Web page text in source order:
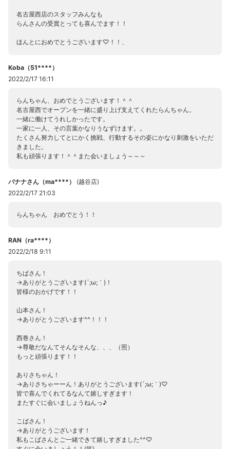
名古屋西店のスタッフみんなも
らんさんの受賞とっても喜んでます！！
ほんとにおめでとうございます♡！！、
Koba（51****）
2022/2/17 16:11
らんちゃん、おめでとうございます！＾＾
名古屋西でオープンを一緒に盛り上げ支えてくれたらんちゃん。
一緒に働けてうれしかったです。
一家に一人、その言葉かなりうなずけます。。
たくさん努力してとにかく挑戦、行動するその姿にかなり刺激をいただ
きました。
私も頑張ります！＾＾また会いましょう～～～
バナナさん（ma****） (越谷店)
2022/2/17 21:03
らんちゃん おめでとう！！
RAN（ra****）
2022/2/18 9:11
ちばさん！
→ありがとうございます(´;ω;｀)！
皆様のおかげです！！
山本さん！
→ありがとうございます^^！！！
西巻さん！
→尊敬だなんてそんなそんな、、、（照）
もっと頑張ります！！
ありさちゃん！
→ありさちゃーーん！ありがとうございます(´;ω;｀)♡
皆で喜んでくれてるなんて嬉しすぎます！
またすぐに会いましょうねんっ♪
こばさん！
→ありがとうございます！
私もこばさんとご一緒できて嬉しすぎました^^♡